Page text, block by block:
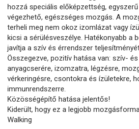
hozzá speciális előképzettség,
végezhető, egészséges mozgás. A
terheli meg nem okoz izomlázat vagy
kicsi a sérülésveszélye. Hatékonyabb a
javítja a szív és érrendszer
Összegezve, pozitív hatása van: szív-
anyagcserére, izomzatra, légzésre,
vérkeringésre, csontokra és ízületekre,
immunrendszerre.
Közösségépítő hatása jelentős!
Kiderült, hogy ez a legjobb
Walking